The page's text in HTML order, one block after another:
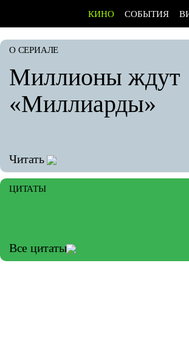
КИНО СОБЫТИЯ
О СЕРИАЛЕ
Миллионы ждут
«Миллиарды»
Читать
ЦИТАТЫ
Все цитаты